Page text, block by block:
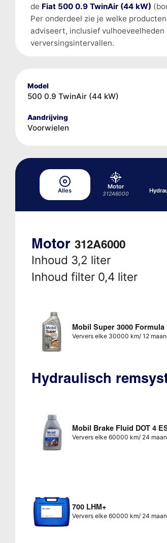
de Fiat 500 0.9 TwinAir (44 kW)
Per onderdeel zie je welke
adviseert, inclusief vulhoeveelheden
verversingsintervallen.
Model
500 0.9 TwinAir (44 kW)
Aandrijving
Voorwielen
Alles
Motor
312A6000
Motor 312A6000
Inhoud 3,2 liter
Inhoud filter 0,4 liter
Mobil Super 3000 Formula
Ververs elke 30000 km/ 12
Hydraulisch
Mobil Brake Fluid DOT 4
Ververs elke 60000 km/ 24
700 LHM+
Ververs elke 60000 km/ 24